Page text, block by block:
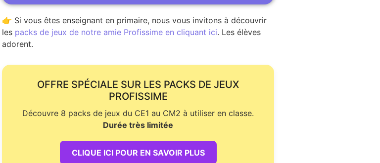
👉 Si vous êtes enseignant en primaire, nous vous invitons à découvrir
les packs de jeux de notre amie Profissime en cliquant ici. Les élèves
adorent.
OFFRE SPÉCIALE SUR LES PACKS DE JEUX
PROFISSIME
Découvre 8 packs de jeux du CE1 au CM2 à utiliser en classe.
Durée très limitée
CLIQUE ICI POUR EN SAVOIR PLUS